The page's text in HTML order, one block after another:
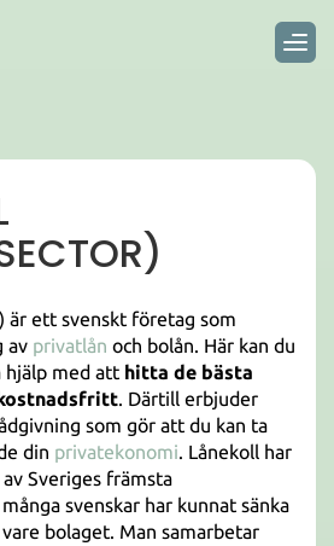
är ett svenskt företag som
av privatlån och bolån. Här kan du
hjälp med att hitta de bästa
. Därtill erbjuder
som gör att du kan ta
din privatekonomi. Lånekoll har
Sveriges främsta
svenskar har kunnat sänka
bolaget. Man samarbetar